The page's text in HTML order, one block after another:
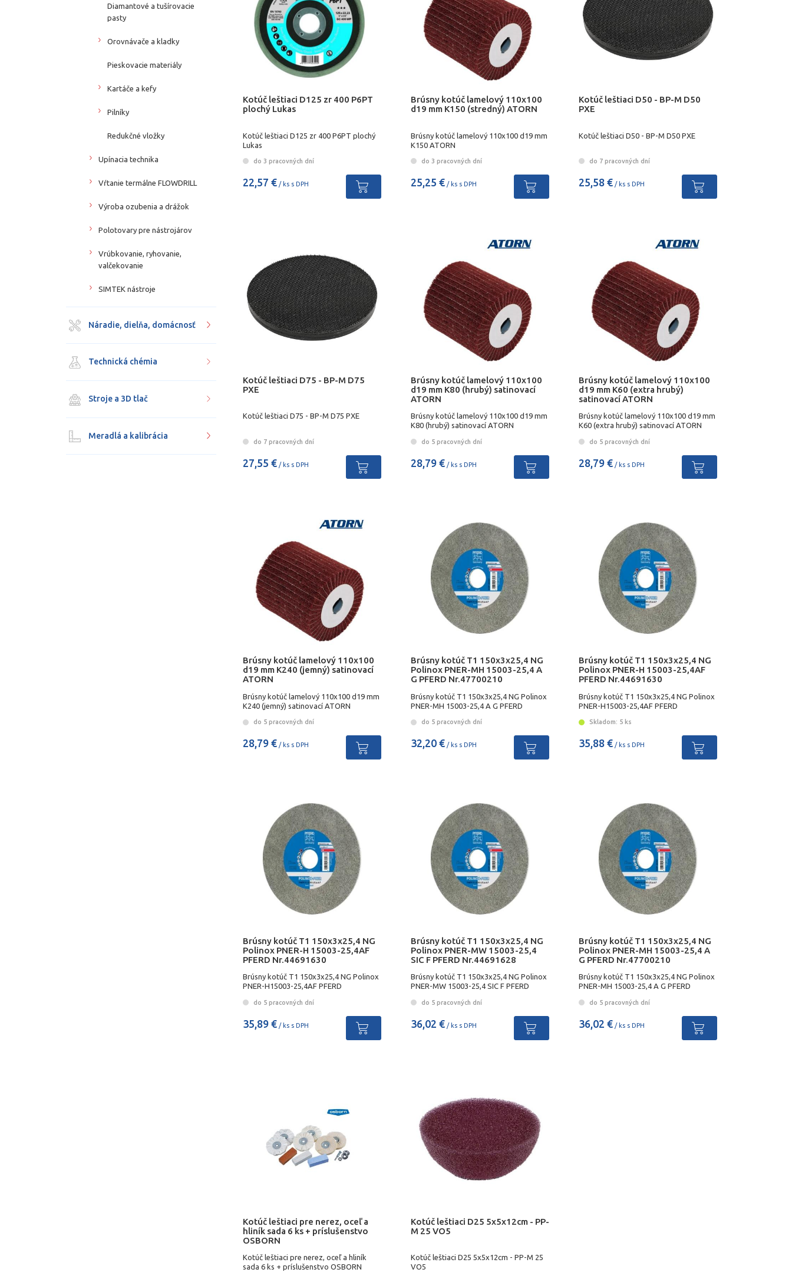
Kotúč leštiaci D125 zr 400 P6PT
plochý Lukas
Kotúč leštiaci D125 zr 400 P6PT plochý
Lukas
do 3 pracovných dní
22,57 € / ks s DPH
Brúsny kotúč lamelový 110x100
d19 mm K150 (stredný) ATORN
Brúsny kotúč lamelový 110x100 d19 mm
K150 ATORN
do 3 pracovných dní
25,25 €/ ks s DPH
Kotúč leštiaci D50 - BP-M D50
PXE
Kotúč leštiaci D50 - BP-M D50 PXE
do 7 pracovných dní
25,58 €/ ks s DPH
Kotúč leštiaci D75 - BP-M D75
PXE
Kotúč leštiaci D75 - BP-M D75 PXE
do 7 pracovných dní
27,55 € / ks s DPH
Brúsny kotúč lamelový 110x100
d19 mm K80 (hrubý) satinovací
ATORN
Brúsny kotúč lamelový 110x100 d19 mm
K80 (hrubý) satinovací ATORN
do 5 pracovných dní
28,79 €/ ks s DPH
Brúsny kotúč lamelový 110x100
d19 mm K60 (extra hrubý)
satinovací ATORN
Brúsny kotúč lamelový 110x100 d19 mm
K60 (extra hrubý) satinovací ATORN
do 5 pracovných dní
28,79 €/ ks s DPH
Brúsny kotúč lamelový 110x100
d19 mm K240 (jemný) satinovací
ATORN
Brúsny kotúč lamelový 110x100 d19 mm
K240 (jemný) satinovací ATORN
do 5 pracovných dní
28,79 € / ks s DPH
Brúsny kotúč T1 150x3x25,4 NG
Polinox PNER-MH 15003-25,4 A
G PFERD Nr.47700210
Brúsny kotúč T1 150x3x25,4 NG Polinox
PNER-MH 15003-25,4 A G PFERD
do 5 pracovných dní
32,20 €/ ks s DPH
Brúsny kotúč T1 150x3x25,4 NG
Polinox PNER-H 15003-25,4AF
PFERD Nr.44691630
Brúsny kotúč T1 150x3x25,4 NG Polinox
PNER-H15003-25,4AF PFERD
Skladom: 5 ks
35,88 €/ ks s DPH
Brúsny kotúč T1 150x3x25,4 NG
Polinox PNER-H 15003-25,4AF
PFERD Nr.44691630
Brúsny kotúč T1 150x3x25,4 NG Polinox
PNER-H15003-25,4AF PFERD
do 5 pracovných dní
35,89 € / ks s DPH
Brúsny kotúč T1 150x3x25,4 NG
Polinox PNER-MW 15003-25,4
SIC F PFERD Nr.44691628
Brúsny kotúč T1 150x3x25,4 NG Polinox
PNER-MW 15003-25,4 SIC F PFERD
do 5 pracovných dní
36,02 €/ ks s DPH
Brúsny kotúč T1 150x3x25,4 NG
Polinox PNER-MH 15003-25,4 A
G PFERD Nr.47700210
Brúsny kotúč T1 150x3x25,4 NG Polinox
PNER-MH 15003-25,4 A G PFERD
do 5 pracovných dní
36,02 €/ ks s DPH
Kotúč leštiaci pre nerez, oceľ a
hliník sada 6 ks + príslušenstvo
OSBORN
Kotúč leštiaci pre nerez, oceľ a hliník
sada 6 ks + príslušenstvo OSBORN
Kotúč leštiaci D25 5x5x12cm - PP-
M 25 VO5
Kotúč leštiaci D25 5x5x12cm - PP-M 25
VO5
Diamantové a tušírovacie
pasty
Orovnávače a kladky
Pieskovacie materiály
Kartáče a kefy
Pilníky
Redukčné vložky
Upínacia technika
Vŕtanie termálne FLOWDRILL
Výroba ozubenia a drážok
Polotovary pre nástrojárov
Vrúbkovanie, ryhovanie,
valčekovanie
SIMTEK nástroje
Náradie, dielňa, domácnosť
Technická chémia
Stroje a 3D tlač
Meradlá a kalibrácia